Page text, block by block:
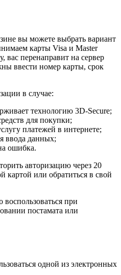
вы можете выбрать вариант
карты Visa и Master
вас перенаправит на сервер
ввести номер карты, срок
в случае:
технологию 3D-Secure;
для покупки;
платежей в интернете;
ввода данных;
ошибка.
авторизацию через 20
картой или обратиться в свой
при
постамата или
одной из электронных